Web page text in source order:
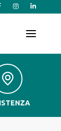
T
v
g